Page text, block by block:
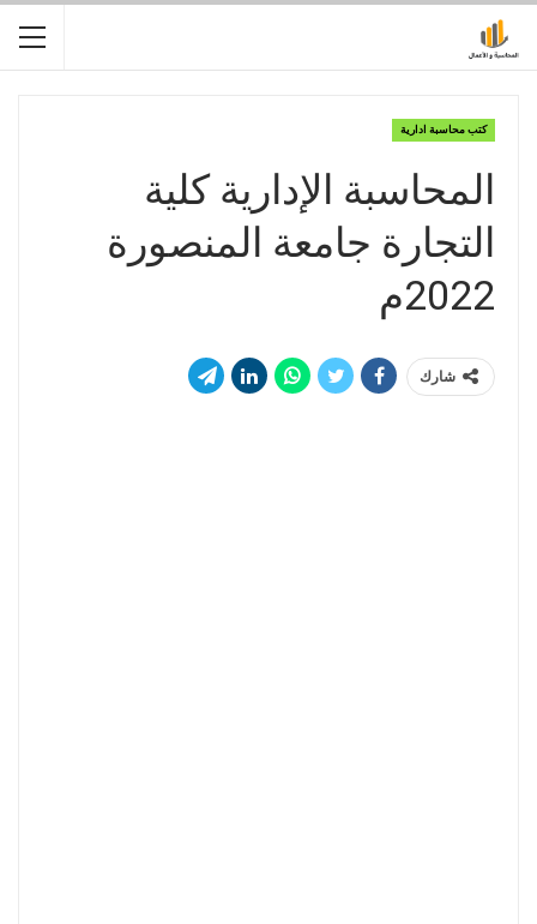
كتب محاسبة ادارية
المحاسبة الإدارية كلية
التجارة جامعة المنصورة
2022م
شارك